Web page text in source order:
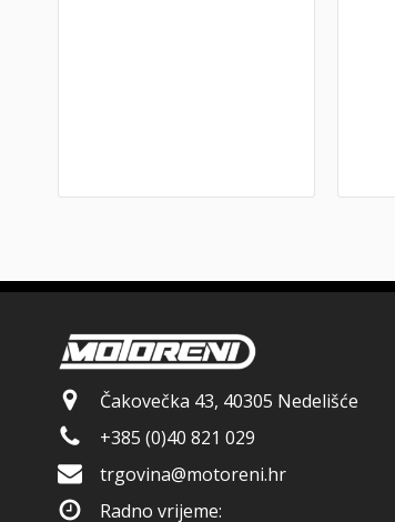
Čakovečka 43, 40305 Nedelišće
+385 (0)40 821 029
trgovina@motoreni.hr
Radno vrijeme: